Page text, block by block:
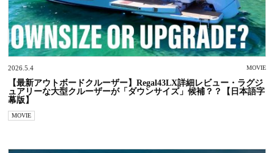
2026.5.4 MOVIE
【最新アウトボードクルーザー】Regal43LX詳細レビュー・ラグジ
ュアリーな大型クルーザーが「ダウンサイズ」候補？？【日本語字
幕版】
MOVIE